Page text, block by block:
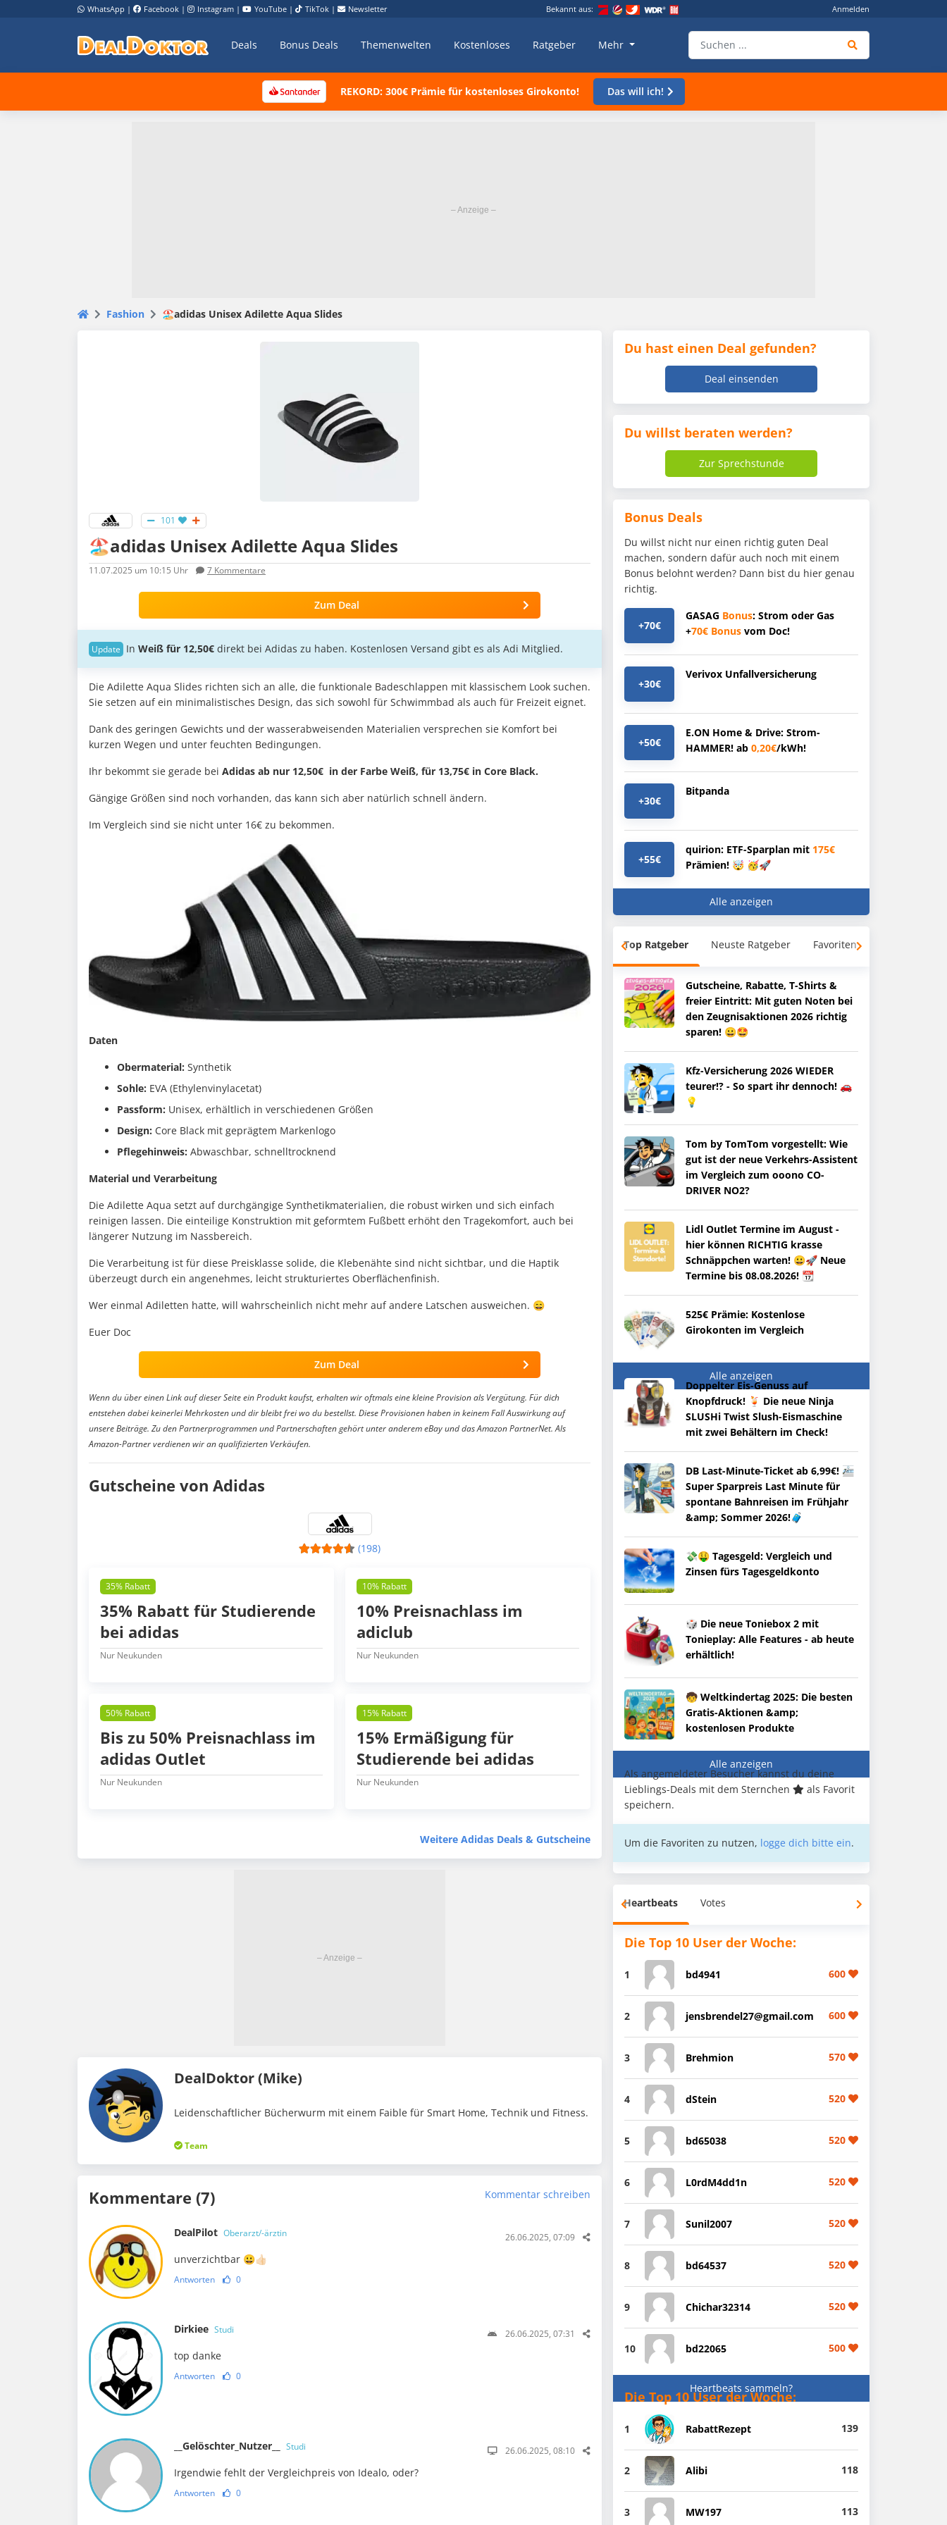
WhatsApp | Facebook | Instagram | YouTube | TikTok | Newsletter Bekannt aus: Anmelden
Deals Bonus Deals Themenwelten Kostenloses Ratgeber Mehr
REKORD: 300€ Prämie für kostenloses Girokonto! Das will ich!
Fashion 🏖️adidas Unisex Adilette Aqua Slides
101
🏖️adidas Unisex Adilette Aqua Slides
11.07.2025 um 10:15 Uhr 7 Kommentare
Zum Deal
In Weiß für 12,50€ direkt bei Adidas zu haben. Kostenlosen Versand gibt es als Adi Mitglied.
Die Adilette Aqua Slides richten sich an alle, die funktionale Badeschlappen mit klassischem Look suchen.
Sie setzen auf ein minimalistisches Design, das sich sowohl für Schwimmbad als auch für Freizeit eignet.
Dank des geringen Gewichts und der wasserabweisenden Materialien versprechen sie Komfort bei
kurzen Wegen und unter feuchten Bedingungen.
Ihr bekommt sie gerade bei Adidas ab nur 12,50€ in der Farbe Weiß, für 13,75€ in Core Black.
Gängige Größen sind noch vorhanden, das kann sich aber natürlich schnell ändern.
Im Vergleich sind sie nicht unter 16€ zu bekommen.
Daten
Obermaterial: Synthetik
Sohle: EVA (Ethylenvinylacetat)
Passform: Unisex, erhältlich in verschiedenen Größen
Design: Core Black mit geprägtem Markenlogo
Pflegehinweis: Abwaschbar, schnelltrocknend
Material und Verarbeitung
Die Adilette Aqua setzt auf durchgängige Synthetikmaterialien, die robust wirken und sich einfach
reinigen lassen. Die einteilige Konstruktion mit geformtem Fußbett erhöht den Tragekomfort, auch bei
längerer Nutzung im Nassbereich.
Die Verarbeitung ist für diese Preisklasse solide, die Klebenähte sind nicht sichtbar, und die Haptik
überzeugt durch ein angenehmes, leicht strukturiertes Oberflächenfinish.
Wer einmal Adiletten hatte, will wahrscheinlich nicht mehr auf andere Latschen ausweichen. 😄
Euer Doc
Zum Deal
Wenn du über einen Link auf dieser Seite ein Produkt kaufst, erhalten wir oftmals eine kleine Provision als Vergütung. Für dich
entstehen dabei keinerlei Mehrkosten und dir bleibt frei wo du bestellst. Diese Provisionen haben in keinem Fall Auswirkung auf
unsere Beiträge. Zu den Partnerprogrammen und Partnerschaften gehört unter anderem eBay und das Amazon PartnerNet. Als
Amazon-Partner verdienen wir an qualifizierten Verkäufen.
Gutscheine von Adidas
(198)
35% Rabatt
35% Rabatt für Studierende
bei adidas
Nur Neukunden
10% Rabatt
10% Preisnachlass im
adiclub
Nur Neukunden
50% Rabatt
Bis zu 50% Preisnachlass im
adidas Outlet
Nur Neukunden
15% Rabatt
15% Ermäßigung für
Studierende bei adidas
Nur Neukunden
Weitere Adidas Deals & Gutscheine
DealDoktor (Mike)
Leidenschaftlicher Bücherwurm mit einem Faible für Smart Home, Technik und Fitness.
Team
Kommentare (7) Kommentar schreiben
DealPilot Oberarzt/-ärztin 26.06.2025, 07:09
unverzichtbar 😀👍🏻
Antworten 0
Dirkiee Studi 26.06.2025, 07:31
top danke
Antworten 0
__Gelöschter_Nutzer__ Studi 26.06.2025, 08:10
Irgendwie fehlt der Vergleichpreis von Idealo, oder?
Antworten 0
Du hast einen Deal gefunden?
Deal einsenden
Du willst beraten werden?
Zur Sprechstunde
Bonus Deals
Du willst nicht nur einen richtig guten Deal
machen, sondern dafür auch noch mit einem
Bonus belohnt werden? Dann bist du hier genau
richtig.
+70€
GASAG Bonus: Strom oder Gas
+70€ Bonus vom Doc!
+30€
Verivox Unfallversicherung
+50€
E.ON Home & Drive: Strom-
HAMMER! ab 0,20€/kWh!
+30€
Bitpanda
+55€
quirion: ETF-Sparplan mit 175€
Prämien! 🤯 🥳🚀
Alle anzeigen
Top Ratgeber Neuste Ratgeber Favoriten
Gutscheine, Rabatte, T-Shirts &
freier Eintritt: Mit guten Noten bei
den Zeugnisaktionen 2026 richtig
sparen! 😀🤩
Kfz-Versicherung 2026 WIEDER
teurer!? - So spart ihr dennoch! 🚗
💡
Tom by TomTom vorgestellt: Wie
gut ist der neue Verkehrs-Assistent
im Vergleich zum ooono CO-
DRIVER NO2?
Lidl Outlet Termine im August -
hier können RICHTIG krasse
Schnäppchen warten! 😀🚀 Neue
Termine bis 08.08.2026! 📆
525€ Prämie: Kostenlose
Girokonten im Vergleich
Alle anzeigen
Doppelter Eis-Genuss auf
Knopfdruck! 🍹 Die neue Ninja
SLUSHi Twist Slush-Eismaschine
mit zwei Behältern im Check!
DB Last-Minute-Ticket ab 6,99€! 🚈
Super Sparpreis Last Minute für
spontane Bahnreisen im Frühjahr
&amp; Sommer 2026!🧳
💸🤑 Tagesgeld: Vergleich und
Zinsen fürs Tagesgeldkonto
🎲 Die neue Toniebox 2 mit
Tonieplay: Alle Features - ab heute
erhältlich!
🧒 Weltkindertag 2025: Die besten
Gratis-Aktionen &amp;
kostenlosen Produkte
Alle anzeigen
Als angemeldeter Besucher kannst du deine
Lieblings-Deals mit dem Sternchen
als Favorit
speichern.
Um die Favoriten zu nutzen, logge dich bitte ein.
Heartbeats Votes
Die Top 10 User der Woche:
1 bd4941 600
2 jensbrendel27@gmail.com 600
3 Brehmion 570
4 dStein 520
5 bd65038 520
6 L0rdM4dd1n 520
7 Sunil2007 520
8 bd64537 520
9 Chichar32314 520
10 bd22065 500
Heartbeats sammeln?
Die Top 10 User der Woche:
1 RabattRezept 139
2 Alibi 118
3 MW197 113